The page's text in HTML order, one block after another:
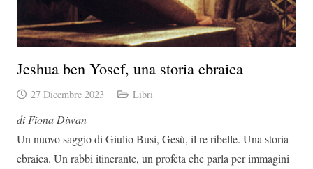
Jeshua ben Yosef, una storia ebraica
27 Dicembre 2023 Libri
di Fiona Diwan
Un nuovo saggio di Giulio Busi, Gesù, il re ribelle. Una storia
ebraica. Un rabbi itinerante, un profeta che parla per immagini